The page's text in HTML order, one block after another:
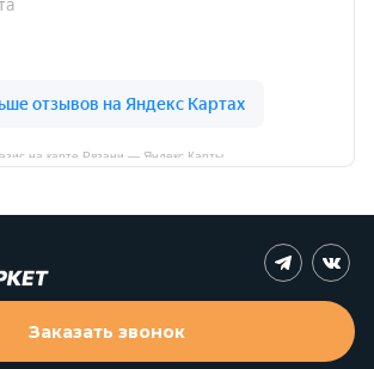
на карте Рязани — Яндекс Карты
Заказать звонок